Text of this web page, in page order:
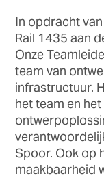
In opdracht
Rail 1435 aan
Onze
team van
infrastructuur.
het team en
Spoor. Ook op
maakbaarheid